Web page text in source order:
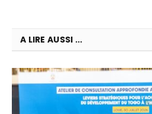
A LIRE AUSSI ...